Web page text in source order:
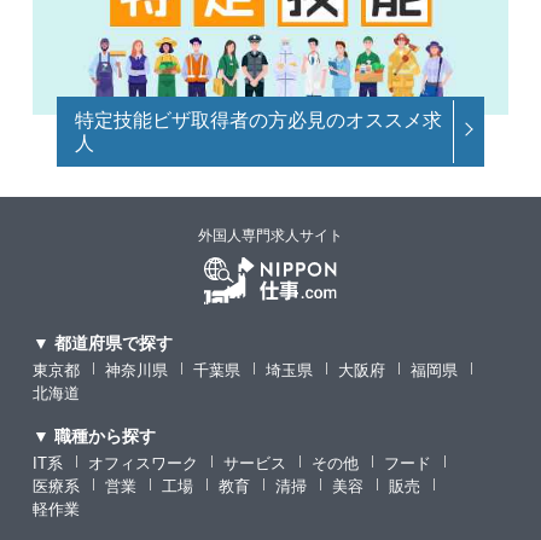
特定技能ビザ取得者の方必見のオススメ求
人
外国人専門求人サイト
▼ 都道府県で探す
東京都 神奈川県 千葉県 埼玉県 大阪府
福岡県
北海道
▼ 職種から探す
IT系 オフィスワーク サービス その他
フード
医療系
営業 工場 教育 清掃 美容
販売
軽作業